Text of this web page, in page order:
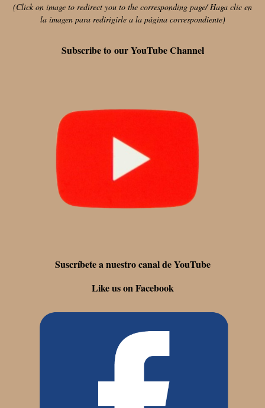
(Click on image to redirect you to the corresponding page/ Haga clic en
la imagen para redirigirle a la página correspondiente)
Subscribe to our YouTube Channel
Suscríbete a nuestro canal de YouTube
Like us on Facebook